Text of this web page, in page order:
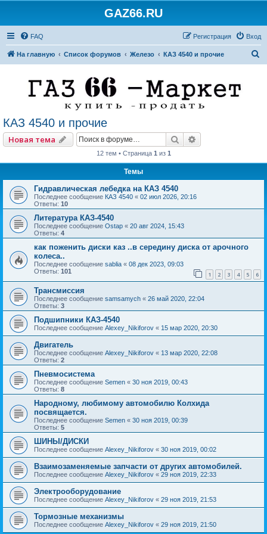
GAZ66.RU
FAQ Вход
Регистрация
На главную Список форумов Железо КАЗ 4540 и прочие
КАЗ 4540 и прочие
Новая тема Поиск
12 тем • Страница 1 из 1
Темы
Гидравлическая лебедка на КАЗ 4540
Последнее сообщение КАЗ 4540 « 02 июл 2026, 20:16
Ответы: 10
Литература КАЗ-4540
Последнее сообщение Ostap « 20 авг 2024, 15:43
Ответы: 4
как поженить диски каз ..в середину диска от арочного
колеса..
Последнее сообщение sablia « 08 дек 2023, 09:03
Ответы: 101 1 2 3 4 5 6
Трансмиссия
Последнее сообщение samsamych « 26 май 2020, 22:04
Ответы: 3
Подшипники КАЗ-4540
Последнее сообщение Alexey_Nikiforov « 15 мар 2020, 20:30
Двигатель
Последнее сообщение Alexey_Nikiforov « 13 мар 2020, 22:08
Ответы: 2
Пневмосистема
Последнее сообщение Semen « 30 ноя 2019, 00:43
Ответы: 8
Народному, любимому автомобилю Колхида
посвящается.
Последнее сообщение Semen « 30 ноя 2019, 00:39
Ответы: 5
ШИНЫ/ДИСКИ
Последнее сообщение Alexey_Nikiforov « 30 ноя 2019, 00:02
Взаимозаменяемые запчасти от других автомобилей.
Последнее сообщение Alexey_Nikiforov « 29 ноя 2019, 22:33
Электрооборудование
Последнее сообщение Alexey_Nikiforov « 29 ноя 2019, 21:53
Тормозные механизмы
Последнее сообщение Alexey_Nikiforov « 29 ноя 2019, 21:50